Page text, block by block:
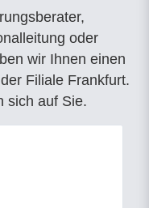
oder
wir Ihnen einen
Filiale Frankfurt.
sich auf Sie.